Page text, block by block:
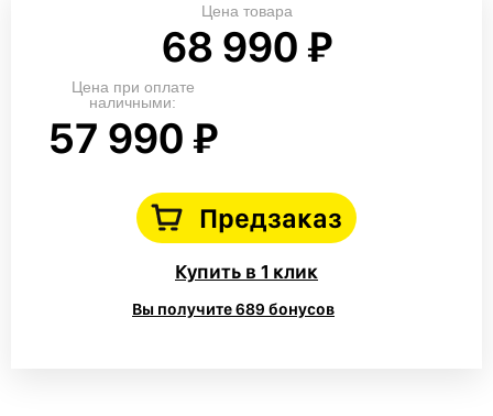
Цена товара
68 990 ₽
Цена при оплате
наличными:
57 990 ₽
Предзаказ
Купить в 1 клик
Вы получите 689 бонусов